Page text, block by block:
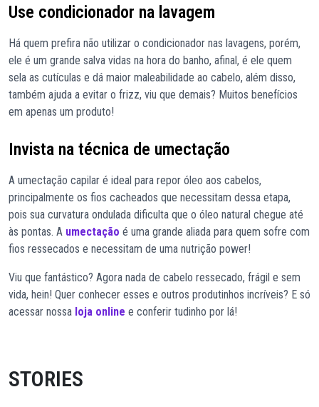
Use condicionador na lavagem
Há quem prefira não utilizar o condicionador nas lavagens, porém,
ele é um grande salva vidas na hora do banho, afinal, é ele quem
sela as cutículas e dá maior maleabilidade ao cabelo, além disso,
também ajuda a evitar o frizz, viu que demais? Muitos benefícios
em apenas um produto!
Invista na técnica de umectação
A umectação capilar é ideal para repor óleo aos cabelos,
principalmente os fios cacheados que necessitam dessa etapa,
pois sua curvatura ondulada dificulta que o óleo natural chegue até
às pontas. A umectação é uma grande aliada para quem sofre com
fios ressecados e necessitam de uma nutrição power!
Viu que fantástico? Agora nada de cabelo ressecado, frágil e sem
vida, hein! Quer conhecer esses e outros produtinhos incríveis? E só
acessar nossa loja online e conferir tudinho por lá!
STORIES